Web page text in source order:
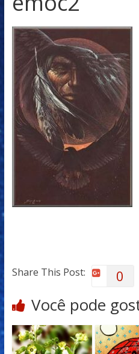
Share This Post: 0
Você pode